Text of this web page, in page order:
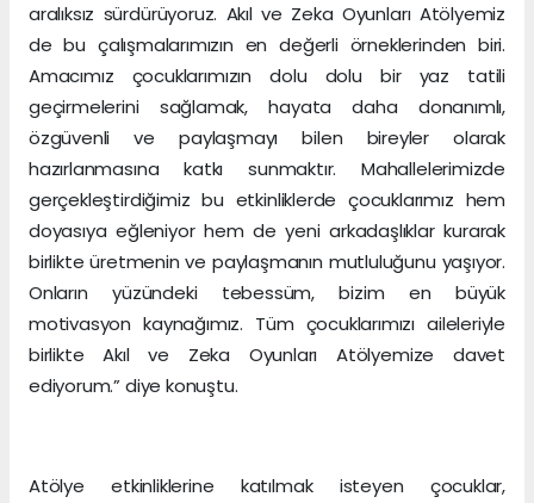
aralıksız sürdürüyoruz. Akıl ve Zeka Oyunları Atölyemiz
de bu çalışmalarımızın en değerli örneklerinden biri.
Amacımız çocuklarımızın dolu dolu bir yaz tatili
geçirmelerini sağlamak, hayata daha donanımlı,
özgüvenli ve paylaşmayı bilen bireyler olarak
hazırlanmasına katkı sunmaktır. Mahallelerimizde
gerçekleştirdiğimiz bu etkinliklerde çocuklarımız hem
doyasıya eğleniyor hem de yeni arkadaşlıklar kurarak
birlikte üretmenin ve paylaşmanın mutluluğunu yaşıyor.
Onların yüzündeki tebessüm, bizim en büyük
motivasyon kaynağımız. Tüm çocuklarımızı aileleriyle
birlikte Akıl ve Zeka Oyunları Atölyemize davet
ediyorum.” diye konuştu.
Atölye etkinliklerine katılmak isteyen çocuklar,